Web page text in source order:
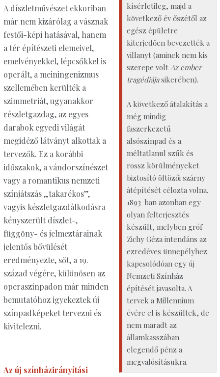
kísérletileg, majd a
következő év őszétől az
egész épületre
kiterjedően bevezették a
villanyt (aminek nem kis
szerepe volt Az ember
tragédiájasikerében).
A következő átalakítás a
még mindig
faszerkezetű
alsószínpad és a
méltatlanul szűk és
rossz körülményeket
biztosító öltözői szárny
átépítését célozta volna.
1893-ban azonban egy
olyan felterjesztés
készült, melyben gróf
Zichy Géza intendáns az
ezredéves ünnepélyhez
kapcsolódóan egy új
Nemzeti Színház
építését javasolta. A
tervek a Millennium
évére el is készültek, de
nem maradt az
államkasszában
elegendő pénz a
megvalósításukra.
A díszletművészet ekkoriban
már nem kizárólag a vásznak
festői-képi hatásával, hanem
a tér építészeti elemeivel,
emelvényekkel, lépcsőkkel is
operált, a meiningenizmus
szellemében kerülték a
szimmetriát, ugyanakkor
részletgazdag, az egyes
darabok egyedi világát
megidéző látványt alkottak a
tervezők. Ez a korábbi
időszakok, a vándorszínészet
vagy a romantikus nemzeti
színjátszás „takarékos”,
vagyis készletgazdálkodásra
kényszerült díszlet-,
függöny- és jelmeztárainak
jelentős bővülését
eredményezte, sőt, a 19.
század végére, különösen az
operaszínpadon már minden
bemutatóhoz igyekeztek új
színpadképeket tervezni és
kivitelezni.
Az új színházirányítási